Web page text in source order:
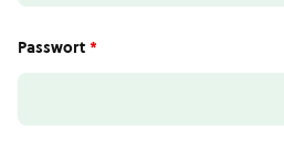
Passwort *